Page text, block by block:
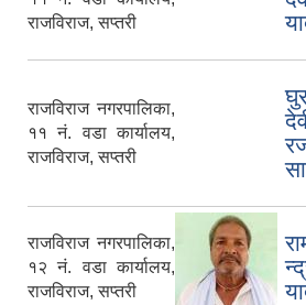
राजविराज, सप्तरी
राजविराज नगरपालिका,
११ नं. वडा कार्यालय,
राजविराज, सप्तरी
राजविराज नगरपालिका,
१२ नं. वडा कार्यालय,
राजविराज, सप्तरी